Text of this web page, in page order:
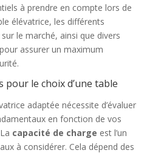
à prendre en compte lors de
élévatrice, les différents
le marché, ainsi que divers
assurer un maximum
pour le choix d’une table
adaptée nécessite d’évaluer
en fonction de vos
capacité de charge est l’un
à considérer. Cela dépend des